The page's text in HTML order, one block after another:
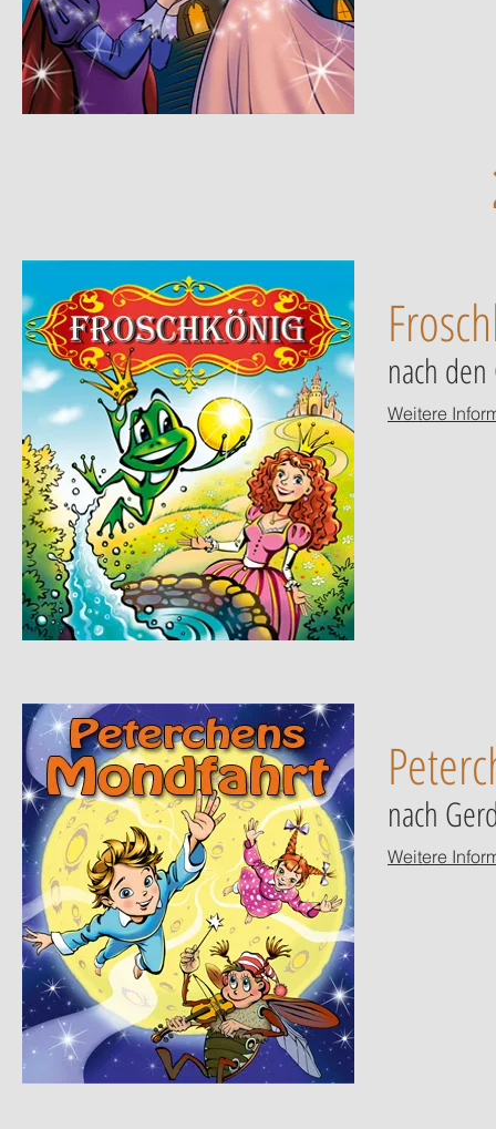
nach
Weitere
nach
Weitere